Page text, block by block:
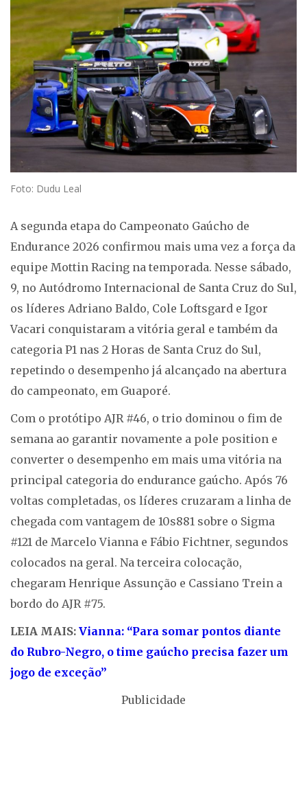
Foto: Dudu Leal
A segunda etapa do Campeonato Gaúcho de
Endurance 2026 confirmou mais uma vez a força da
equipe Mottin Racing na temporada. Nesse sábado,
9, no Autódromo Internacional de Santa Cruz do Sul,
os líderes Adriano Baldo, Cole Loftsgard e Igor
Vacari conquistaram a vitória geral e também da
categoria P1 nas 2 Horas de Santa Cruz do Sul,
repetindo o desempenho já alcançado na abertura
do campeonato, em Guaporé.
Com o protótipo AJR #46, o trio dominou o fim de
semana ao garantir novamente a pole position e
converter o desempenho em mais uma vitória na
principal categoria do endurance gaúcho. Após 76
voltas completadas, os líderes cruzaram a linha de
chegada com vantagem de 10s881 sobre o Sigma
#121 de Marcelo Vianna e Fábio Fichtner, segundos
colocados na geral. Na terceira colocação,
chegaram Henrique Assunção e Cassiano Trein a
bordo do AJR #75.
LEIA MAIS: Vianna: “Para somar pontos diante
do Rubro-Negro, o time gaúcho precisa fazer um
jogo de exceção”
Publicidade